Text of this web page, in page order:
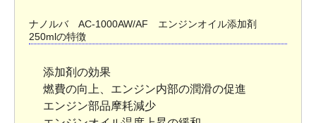
ナノルバ AC-1000AW/AF エンジンオイル添加剤
250mlの特徴
添加剤の効果
燃費の向上、エンジン内部の潤滑の促進
エンジン部品摩耗減少